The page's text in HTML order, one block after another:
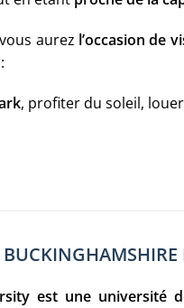
aurez l’occasion de
, profiter du soleil,
est une